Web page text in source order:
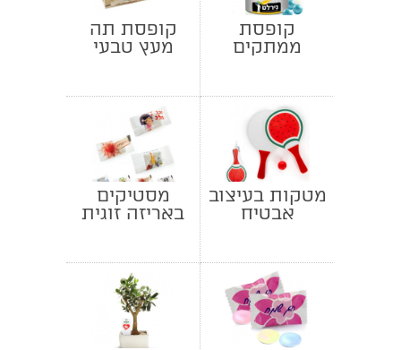
קופסת
ממתקים
קופסת תה
מעץ טבעי
מטקות בעיצוב
אבטיח
מסטיקים
באריזה זוגית